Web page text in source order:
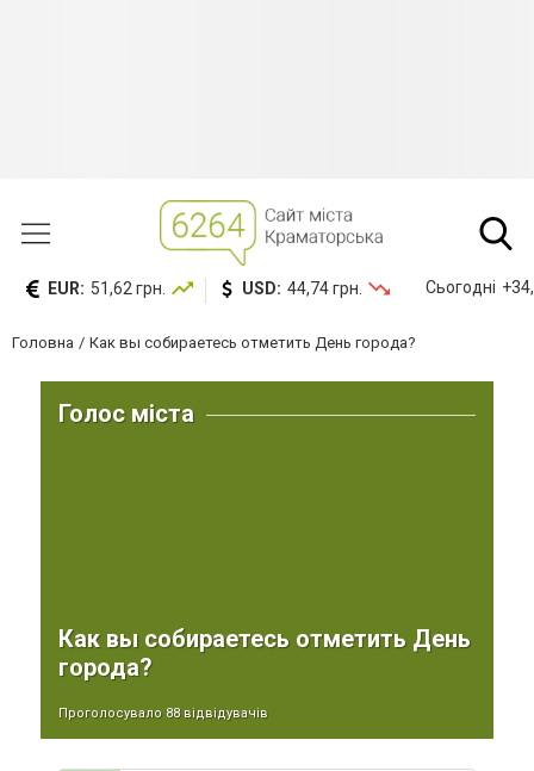
EUR: 51,62 грн. USD: 44,74 грн. Сьогодні
Головна Как вы собираетесь отметить День города?
Голос міста
Как вы собираетесь отметить День
города?
Проголосувало 88 відвідувачів